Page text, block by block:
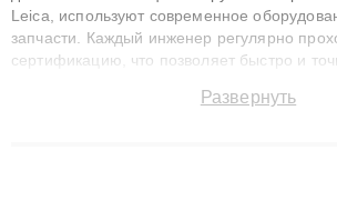
Leica, используют современное
запчасти. Каждый инженер регулярно
сертификацию, что позволяет быстро и
до 3 лет. Наши мастера решают сложные
Развернуть